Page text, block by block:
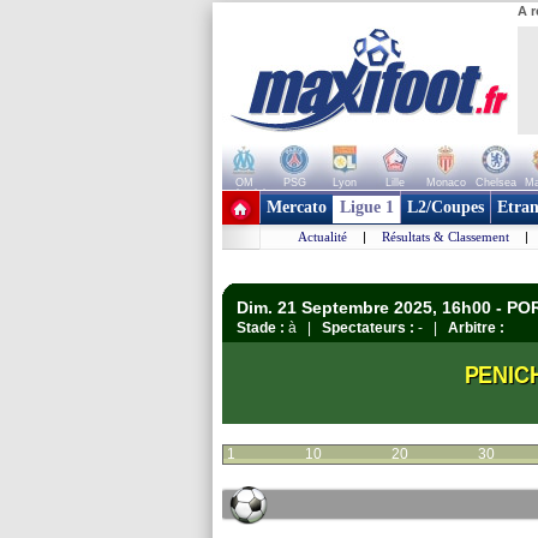
A
OM PSG Lyon Lille Monaco Chelsea
+ de clubs
Mercato Ligue 1 L2/Coupes
Actualité | Résultats & Classement |
Dim. 21 Septembre 2025, 16h00 -
Stade : à | Spectateurs : - | Arbitre :
1 10 20 30